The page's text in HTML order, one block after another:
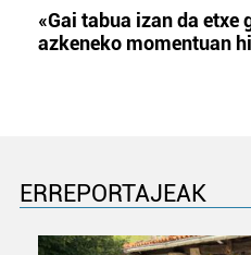
«Gai tabua izan da etxe
azkeneko momentuan
ERREPORTAJEAK